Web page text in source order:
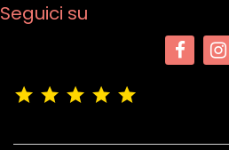
Seguici su